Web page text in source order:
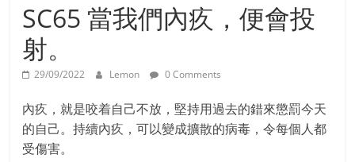
SC65 當我們內疚，便會投
射。
29/09/2022 Lemon 0 Comments
內疚，就是咬着自己不放，堅持用過去的錯來懲罰今天
的自己。持續內疚，可以變成擴散的病毒，令每個人都
受傷害。